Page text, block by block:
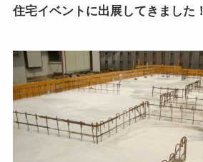
住宅イベントに出展してきました！